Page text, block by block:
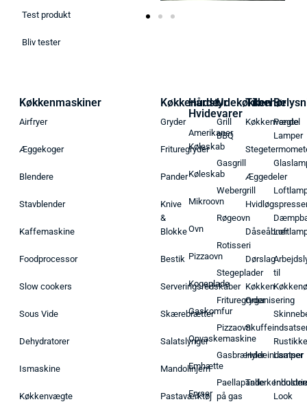
Test produkt
Bliv tester
Køkkenmaskiner
Airfryer
Æggekoger
Blendere
Stavblender
Kaffemaskine
Foodprocessor
Slow cookers
Sous Vide
Dehydratorer
Ismaskine
Køkkenvægte
Køkkenudstyr
Gryder
Frituregryder
Pander
Knive
&
Blokke
Bestik
Serveringsredskaber
Skærebrætter
Salatslynger
Mandolinjern
Pastaværktøj
Hårde
Hvidevarer
Amerikaner
Køleskab
Køleskab
Mikroovn
Ovn
Pizzaovn
Kogeplade
Gaskomfur
Opvaskemaskine
Emhætte
Fryser
Udekøkken
Grill
BBQ
Gasgrill
Webergrill
Røgeovn
Rotisseri
Stegeplader
Frituregryder
Pizzaovn
Gasbrænder
Paellapande
på gas
Tilbehør
Køkkenvægte
Æggedeler
Dåseåbner
Dørslag
Køkken
Organisering
Hyldeindsatser
Pendel
Lamper
til
Rustikke
Lamper
Look